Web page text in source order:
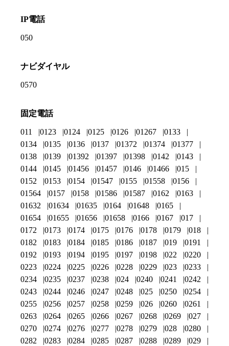
IP電話
050
ナビダイヤル
0570
固定電話
011 0123 0124 0125 0126 01267
0133
0134
0135 0136 0137 01372 01374
01377
0138
0139 01392 01397 01398 0142
0143
0144
0145 01456 01457 0146 01466
015
0152
0153 0154 01547 0155 01558
0156
01564
0157 0158 01586 01587 0162
0163
01632
01634 01635 0164 01648
0165
01654
01655 01656 01658 0166 0167
017
0172
0173 0174 0175 0176 0178 0179
018
0182
0183 0184 0185 0186 0187 019
0191
0192
0193 0194 0195 0197 0198 022
0220
0223
0224 0225 0226 0228 0229 023
0233
0234
0235 0237 0238 024 0240 0241
0242
0243
0244 0246 0247 0248 025 0250
0254
0255
0256 0257 0258 0259 026 0260
0261
0263
0264 0265 0266 0267 0268 0269
027
0270
0274 0276 0277 0278 0279 028
0280
0282
0283 0284 0285 0287 0288 0289 029